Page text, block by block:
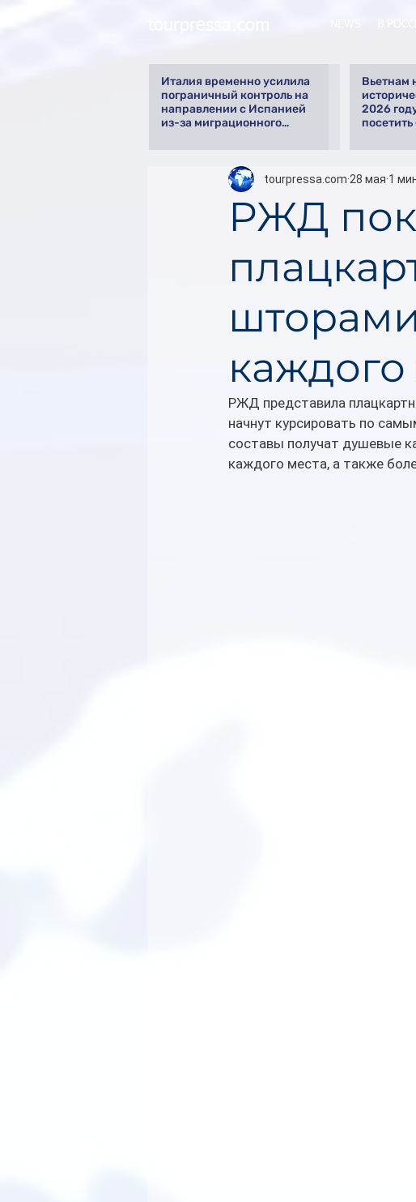
Италия временно усилила
пограничный контроль на
направлении с Испанией
из-за миграционного
Вьетнам
2026
РЖД
tourpressa.com 28 мая 1
РЖД представила
начнут курсировать по
составы получат душевые
каждого места, а также